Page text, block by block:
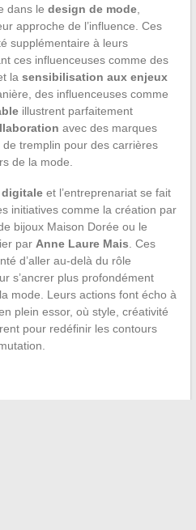
dans le design de mode,
approche de l’influence. Ces
supplémentaire à leurs
ces influenceuses comme des
la sensibilisation aux enjeux
des influenceuses comme
illustrent parfaitement
avec des marques
tremplin pour des carrières
de la mode.
et l’entreprenariat se fait
initiatives comme la création par
bijoux Maison Dorée ou le
par Anne Laure Mais . Ces
d’aller au-delà du rôle
s’ancrer plus profondément
mode. Leurs actions font écho à
plein essor, où style, créativité
pour redéfinir les contours